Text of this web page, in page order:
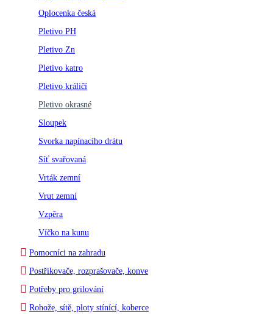
Oplocenka česká
Pletivo PH
Pletivo Zn
Pletivo katro
Pletivo králičí
Pletivo okrasné
Sloupek
Svorka napínacího drátu
Síť svařovaná
Vrták zemní
Vrut zemní
Vzpěra
Víčko na kunu
Pomocníci na zahradu
Postřikovače, rozprašovače, konve
Potřeby pro grilování
Rohože, sítě, ploty stínící, koberce